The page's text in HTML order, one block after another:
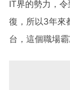
IT界的勢力，
復，所以3年來
台，這個職場霸